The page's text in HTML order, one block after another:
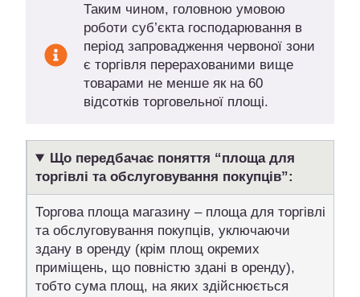
Таким чином, головною умовою
роботи суб’єкта господарювання в
період запровадження червоної зони
є торгівля перерахованими вище
товарами не менше як на 60
відсотків торговельної площі.
Що передбачає поняття “площа для
торгівлі та обслуговування покупців”:
Торгова площа магазину – площа для торгівлі
та обслуговування покупців, уключаючи
здану в оренду (крім площ окремих
приміщень, що повністю здані в оренду),
тобто сума площ, на яких здійснюється